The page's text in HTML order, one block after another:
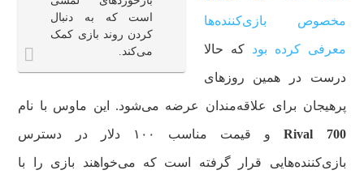
است که به دنبال
کردن روند بازی کمک
می‌کند.
مخصوص بازی‌کننده‌ها
معرفی کرده بودکه حالا
درست در همین روزهای
پرهیجان برای علاقه‌مندان عرضه می‌شود. این ماوس با نام
Rival 700 و قیمت مناسب ۱۰۰ دلار در دسترس
بازی‌کننده‌هایی قرار گرفته است که می‌خواهند بازی را با